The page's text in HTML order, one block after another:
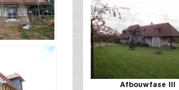
Afbouwfase III